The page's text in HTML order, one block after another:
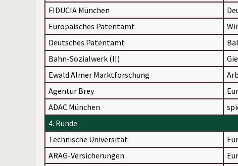
FIDUCIA München
Europäisches Patentamt
Deutsches Patentamt
Bahn-Sozialwerk (II)
Ewald Almer Marktforschung
Agentur Brey
ADAC München
4. Runde
Technische Universität
ARAG-Versicherungen